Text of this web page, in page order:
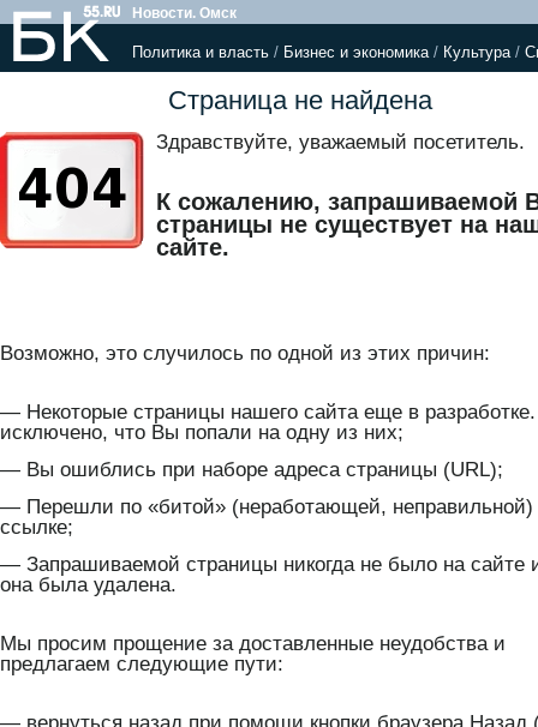
Новости. Омск
Политика и власть / Бизнес и экономика/ Культура/
Страница не найдена
Здравствуйте, уважаемый посетитель.
К сожалению, запрашиваемой
страницы не существует на
сайте.
Возможно, это случилось по одной из этих причин:
— Некоторые страницы нашего сайта еще в
исключено, что Вы попали на одну из них;
— Вы ошиблись при наборе адреса страницы (URL);
— Перешли по «битой» (неработающей, неправильной)
ссылке;
— Запрашиваемой страницы никогда не было на сайте
она была удалена.
Мы просим прощение за доставленные неудобства и
предлагаем следующие пути: